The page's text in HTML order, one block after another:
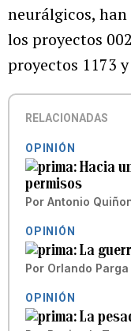
neurálgicos,
los proyectos
proyectos 1173
RELACIONADAS
OPINIÓN
Hacia
permisos
Por Antonio
OPINIÓN
La
Por Orlando Parga
OPINIÓN
La